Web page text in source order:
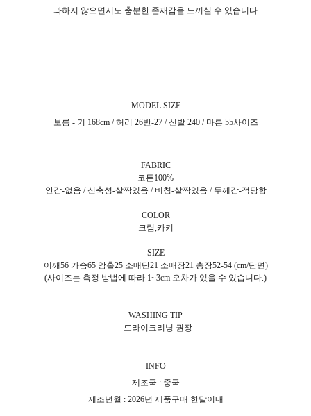
과하지 않으면서도 충분한 존재감을 느끼실 수 있습니다
MODEL SIZE
보름 - 키 168cm / 허리 26반-27 / 신발 240 / 마른 55사이즈
FABRIC
코튼100%
안감-없음 / 신축성-살짝있음 / 비침-살짝있음 / 두께감-적당함
COLOR
크림,카키
SIZE
어깨56 가슴65 암홀25 소매단21 소매장21 총장52-54 (cm/단면)
(사이즈는 측정 방법에 따라 1~3cm 오차가 있을 수 있습니다.)
WASHING TIP
드라이크리닝 권장
INFO
제조국 : 중국
제조년월 : 2026년 제품구매 한달이내